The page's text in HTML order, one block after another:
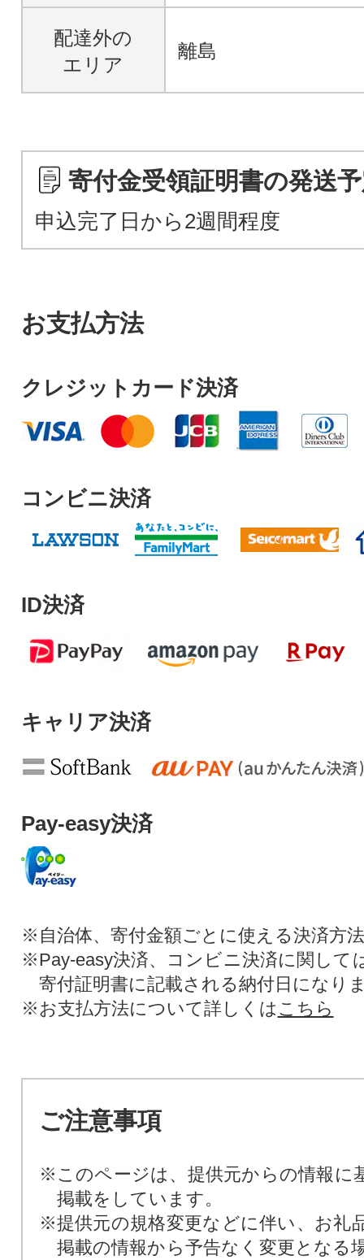
配達外の
エリア
離島
寄付金受領証明書の発送
申込完了日から2週間程度
お支払方法
クレジットカード決済
コンビニ決済
ID決済
キャリア決済
Pay-easy決済
※自治体、寄付金額ごとに使える決済方
※Pay-easy決済、コンビニ決済に関して
寄付証明書に記載される納付日になり
※お支払方法について詳しくは こちら
ご注意事項
※このページは、提供元からの情報に
掲載をしています。
※提供元の規格変更などに伴い、お礼
掲載の情報から予告なく変更となる